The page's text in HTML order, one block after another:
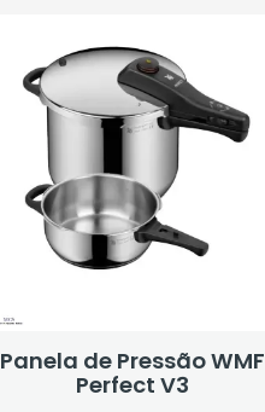
Panela de Pressão WMF
Perfect V3